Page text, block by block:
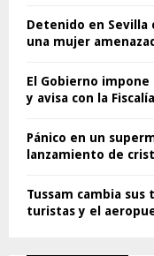
Detenido en Sevilla
una mujer
El Gobierno
y avisa con la Fiscalía
Pánico en un
lanzamiento de
Tussam cambia
turistas y el